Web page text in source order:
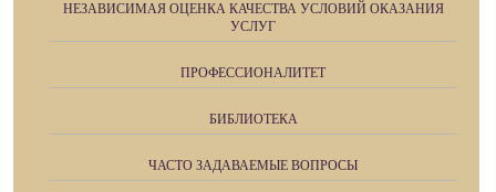
НЕЗАВИСИМАЯ ОЦЕНКА КАЧЕСТВА УСЛОВИЙ ОКАЗАНИЯ
УСЛУГ
ПРОФЕССИОНАЛИТЕТ
БИБЛИОТЕКА
ЧАСТО ЗАДАВАЕМЫЕ ВОПРОСЫ